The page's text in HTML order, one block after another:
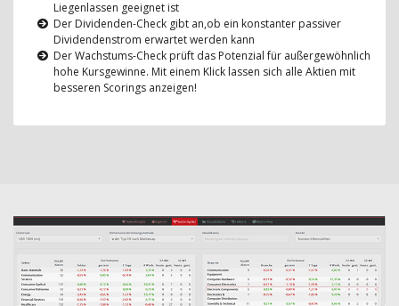
Liegenlassen geeignet ist
Der Dividenden-Check gibt an,ob ein konstanter passiver
Dividendenstrom erwartet werden kann
Der Wachstums-Check prüft das Potenzial für außergewöhnlich
hohe Kursgewinne. Mit einem Klick lassen sich alle Aktien mit
besseren Scorings anzeigen!